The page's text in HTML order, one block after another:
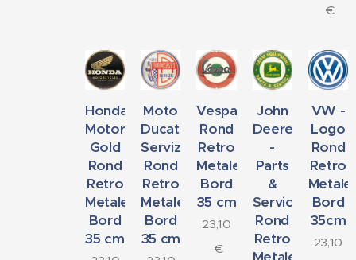
€
Honda
Motorcycles
Gold
Rond
Retro
Metalen
Bord
35 cm
Moto
Ducati
Servizio
Rond
Retro
Metalen
Bord
35 cm
Vespa
Rond
Retro
Metalen
Bord
35 cm
23,10
€
John
Deere
-
Parts
&
Service
Rond
Retro
VW -
Logo
Rond
Retro
Bord
35cm
23,10